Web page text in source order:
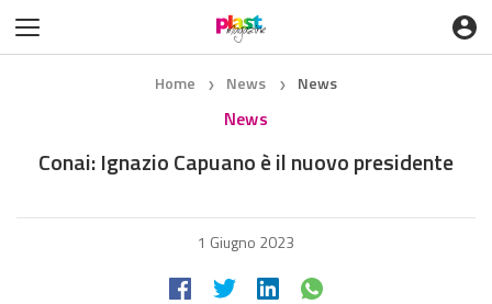
Home ❯ News ❯ News
News
Conai: Ignazio Capuano è il nuovo presidente
1 Giugno 2023